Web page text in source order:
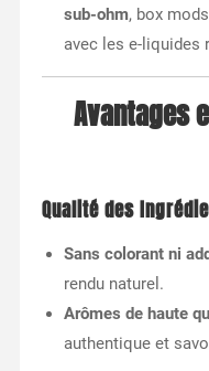
sub-ohm, box
avec les e-liquides
Avantages
Qualité des
Sans colorant ni
rendu naturel.
Arômes de haute
authentique et